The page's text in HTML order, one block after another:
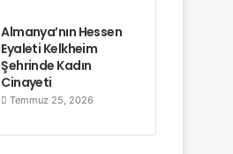
Almanya’nın Hessen
Eyaleti Kelkheim
Şehrinde Kadın
Cinayeti
Temmuz 25, 2026